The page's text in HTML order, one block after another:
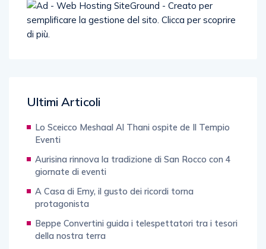
Ultimi Articoli
Lo Sceicco Meshaal Al Thani ospite de Il Tempio
Eventi
Aurisina rinnova la tradizione di San Rocco con 4
giornate di eventi
A Casa di Emy, il gusto dei ricordi torna
protagonista
Beppe Convertini guida i telespettatori tra i tesori
della nostra terra